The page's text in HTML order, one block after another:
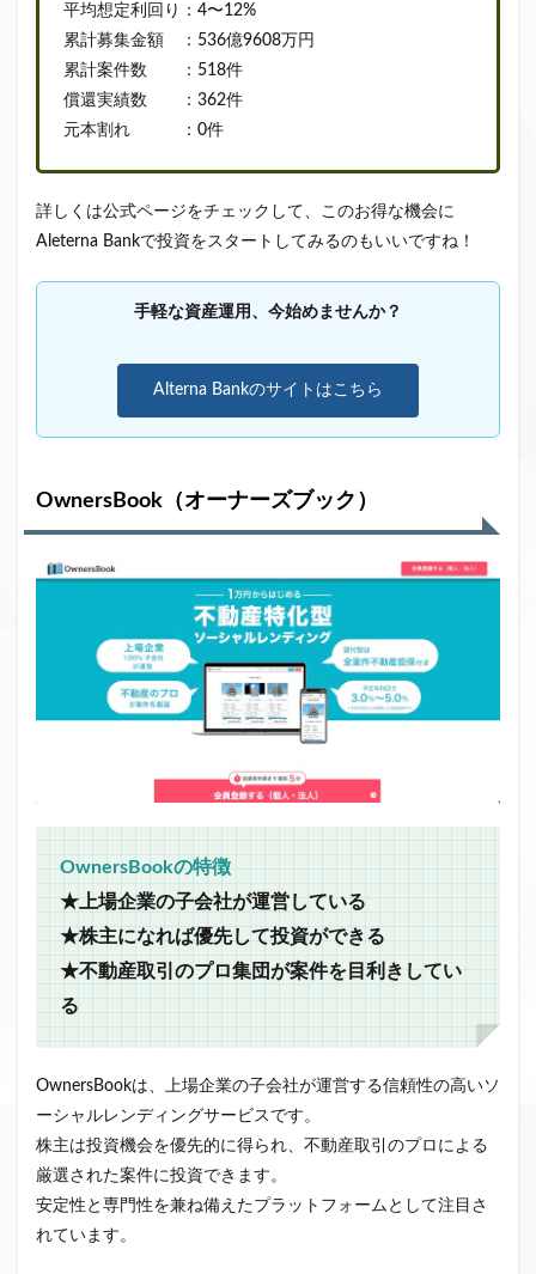
平均想定利回り：4〜12%
累計募集金額 ：536億9608万円
累計案件数 ：518件
償還実績数 ：362件
元本割れ ：0件
詳しくは公式ページをチェックして、このお得な機会に
Aleterna Bankで投資をスタートしてみるのもいいですね！
手軽な資産運用、今始めませんか？
Alterna Bankのサイトはこちら
OwnersBook（オーナーズブック）
OwnersBookの特徴
★上場企業の子会社が運営している
★株主になれば優先して投資ができる
★不動産取引のプロ集団が案件を目利きしてい
る
OwnersBookは、上場企業の子会社が運営する信頼性の高いソ
ーシャルレンディングサービスです。
株主は投資機会を優先的に得られ、不動産取引のプロによる
厳選された案件に投資できます。
安定性と専門性を兼ね備えたプラットフォームとして注目さ
れています。